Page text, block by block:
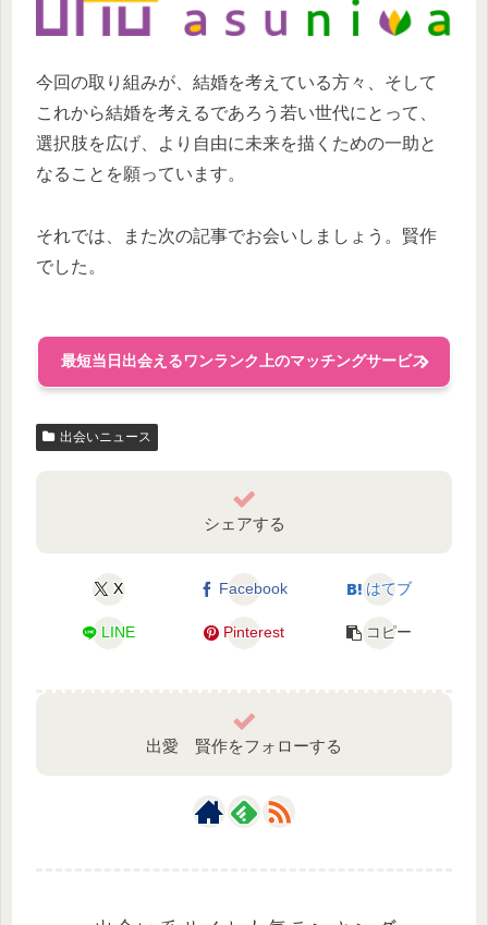
今回の取り組みが、結婚を考えている方々、そして
これから結婚を考えるであろう若い世代にとって、
選択肢を広げ、より自由に未来を描くための一助と
なることを願っています。
それでは、また次の記事でお会いしましょう。賢作
でした。
最短当日出会えるワンランク上のマッチングサービス
出会いニュース
シェアする
X Facebook はてブ
LINE Pinterest コピー
出愛 賢作をフォローする